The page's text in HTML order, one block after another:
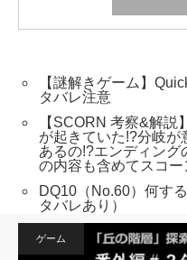
【謎解きゲーム】
タバレ注意
【SCORN 考察&解
が起きていた!?分岐が
あるの!?エンディング
の内容も含めてスコー
DQ10（No.60）何す
タバレあり）
ゲーム